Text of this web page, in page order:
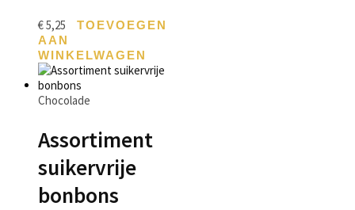
€5,25
TOEVOEGEN
AAN
WINKELWAGEN
Chocolade
Assortiment
suikervrije
bonbons